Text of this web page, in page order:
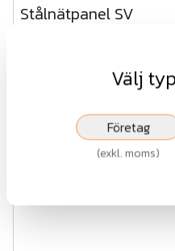
Stålnätpanel SV
Välj
Företag
(exkl. moms)